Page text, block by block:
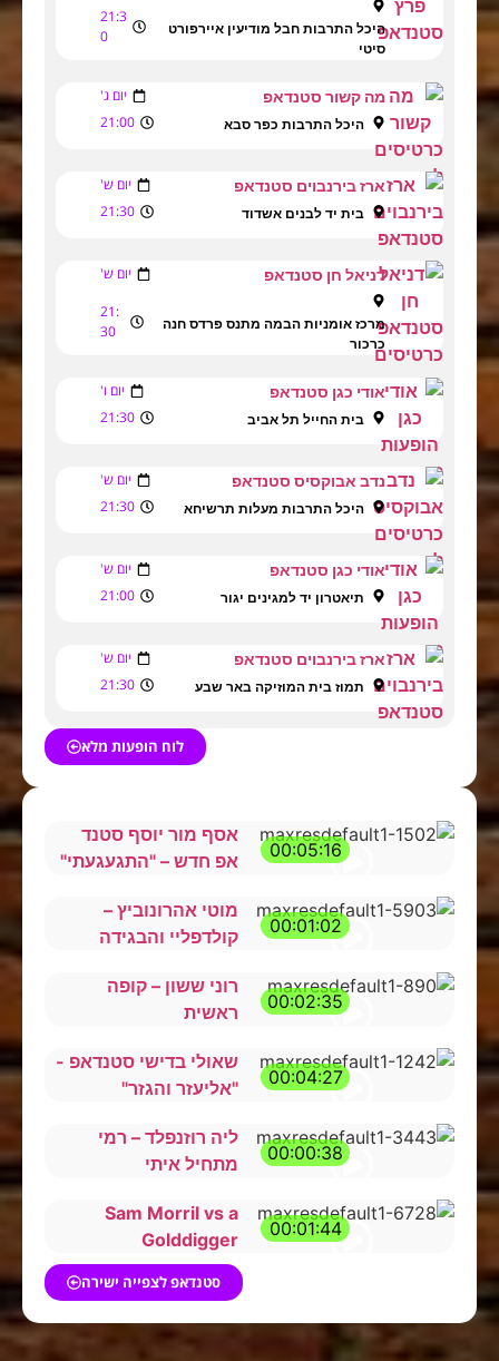
היכל התרבות חבל מודיעין איירפורט
סיטי
21:3
0
מה קשור סטנדאפ יום ג'
היכל התרבות כפר סבא 21:00
ארז בירנבוים סטנדאפ יום ש'
בית יד לבנים אשדוד 21:30
דניאל חן סטנדאפ יום ש'
מרכז אומניות הבמה מתנס פרדס חנה
כרכור
21:
30
אודי כגן סטנדאפ יום ו'
בית החייל תל אביב 21:30
נדב אבוקסיס סטנדאפ יום ש'
היכל התרבות מעלות תרשיחא 21:30
אודי כגן סטנדאפ יום ש'
תיאטרון יד למגינים יגור 21:00
ארז בירנבוים סטנדאפ יום ש'
תמוז בית המוזיקה באר שבע 21:30
לוח הופעות מלא
00:05:16
אסף מור יוסף סטנד
אפ חדש – "התגעגעתי"
00:01:02
מוטי אהרונוביץ –
קולדפליי והבגידה
00:02:35
רוני ששון – קופה
ראשית
00:04:27
שאולי בדישי סטנדאפ -
"אליעזר והגזר"
00:00:38
ליה רוזנפלד – רמי
מתחיל איתי
00:01:44
Sam Morril vs a
Golddigger
סטנדאפ לצפייה ישירה